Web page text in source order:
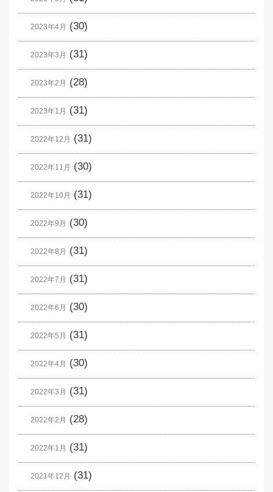
2023年4月 (30)
2023年3月 (31)
2023年2月 (28)
2023年1月 (31)
2022年12月 (31)
2022年11月 (30)
2022年10月 (31)
2022年9月 (30)
2022年8月 (31)
2022年7月 (31)
2022年6月 (30)
2022年5月 (31)
2022年4月 (30)
2022年3月 (31)
2022年2月 (28)
2022年1月 (31)
2021年12月 (31)